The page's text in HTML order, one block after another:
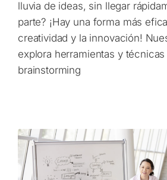
lluvia de ideas, sin llegar
parte? ¡Hay una forma más
creatividad y la innovación!
explora herramientas y
brainstorming